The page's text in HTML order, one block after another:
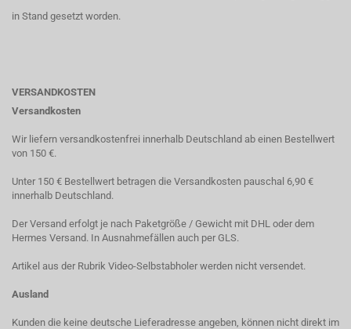
in Stand gesetzt worden.
VERSANDKOSTEN
Versandkosten
Wir liefern versandkostenfrei innerhalb Deutschland ab einen Bestellwert
von 150 €.
Unter 150 € Bestellwert betragen die Versandkosten pauschal 6,90 €
innerhalb Deutschland.
Der Versand erfolgt je nach Paketgröße / Gewicht mit DHL oder dem
Hermes Versand. In Ausnahmefällen auch per GLS.
Artikel aus der Rubrik Video-Selbstabholer werden nicht versendet.
Ausland
Kunden die keine deutsche Lieferadresse angeben, können nicht direkt im